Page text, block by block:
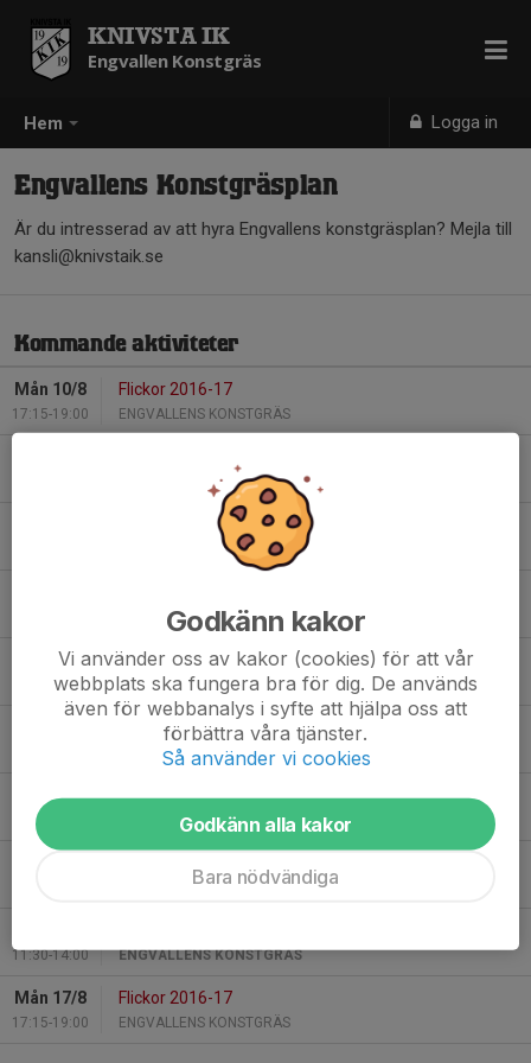
Hem Logga in
KNIVSTA IK
Engvallen Konstgräs
Engvallens Konstgräsplan
Är du intresserad av att hyra Engvallens konstgräsplan? Mejla till
kansli@knivstaik.se
Kommande aktiviteter
Mån 10/8
17:15-19:00
Flickor 2016-17
ENGVALLENS KONSTGRÄS
ENGVALLENS KONSTGRÄS
Alsike IF träning 1/2 plan
ENGVALLENS KONSTGRÄS
ENGVALLENS KONSTGRÄS (5-mannadelen)
Tis 11/8
19:30-21:00
Herrlaget
ENGVALLENS KONSTGRÄS
Herr Knivsta IK - Vaksala SK3
ENGVALLENS KONSTGRÄS
Tor 13/8
18:00-19:30
U17
ENGVALLENS KONSTGRÄS
ENGVALLENS KONSTGRÄS
11:30-14:00 ENGVALLENS KONSTGRÄS
Mån 17/8
17:15-19:00
Flickor 2016-17
ENGVALLENS KONSTGRÄS
Godkänn kakor
Vi använder oss av kakor (cookies) för att vår
webbplats ska fungera bra för dig. De används
även för webbanalys i syfte att hjälpa oss att
förbättra våra tjänster.
Så använder vi cookies
Godkänn alla kakor
Bara nödvändiga